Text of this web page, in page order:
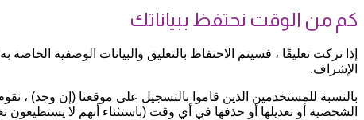
كم من الوقت نحتفظ ببياناتك
إذا تركت تعليقًا ، فسيتم الاحتفاظ بالتعليق والبيانات الوصفية
الإشراف.
بالنسبة للمستخدمين الذين قاموا بالتسجيل على موقعنا (إن وجد) ،
الشخصية أو تعديلها أو حذفها في أي وقت (باستثناء أنهم لا